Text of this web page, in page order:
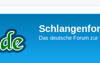
Das deutsche Forum zur